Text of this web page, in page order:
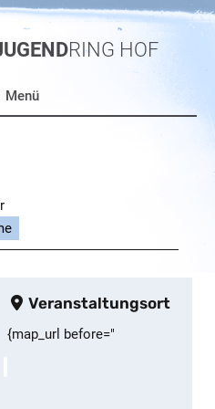
RING HOF
Menü
Veranstaltungsort
{map_url before="